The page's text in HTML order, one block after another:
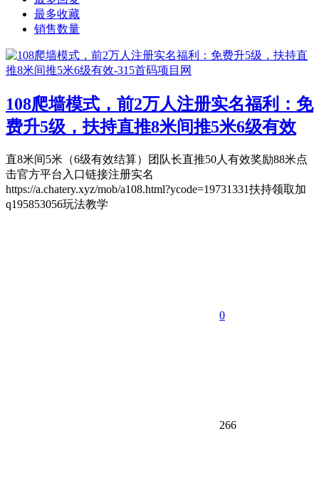
最多收藏
销售数量
108爬墙模式，前2万人注册实名福利：免
费升5级，扶持直推8米间推5米6级有效
直8米间5米（6级有效结算）团队长直推50人有效奖励88米点
击官方平台入口链接注册实名
https://a.chatery.xyz/mob/a108.html?ycode=19731331扶持领取加
q195853056玩法教学
0
266